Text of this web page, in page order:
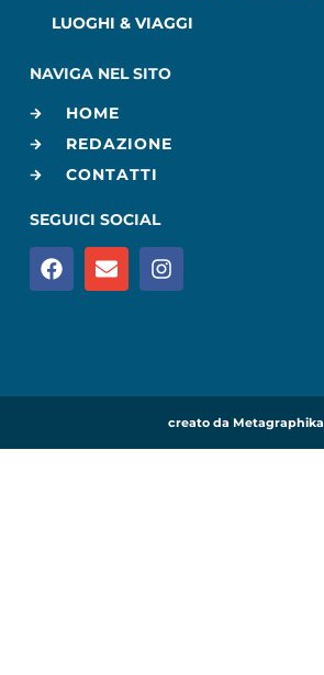
LUOGHI & VIAGGI
NAVIGA NEL SITO
HOME
REDAZIONE
CONTATTI
SEGUICI SOCIAL
creato da Metagraphika